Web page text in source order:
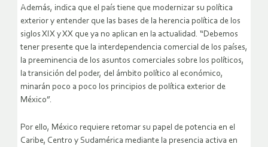
Además, indica que el país tiene que modernizar su política
exterior y entender que las bases de la herencia política de los
siglos XIX y XX que ya no aplican en la actualidad. “Debemos
tener presente que la interdependencia comercial de los países,
la preeminencia de los asuntos comerciales sobre los políticos,
la transición del poder, del ámbito político al económico,
minarán poco a poco los principios de política exterior de
México”.
Por ello, México requiere retomar su papel de potencia en el
Caribe, Centro y Sudamérica mediante la presencia activa en